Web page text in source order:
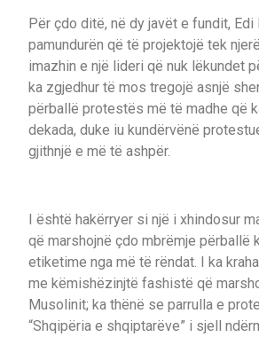
Për çdo ditë, në dy javët e fundit, Edi
pamundurën që të projektojë tek
imazhin e një lideri që nuk lëkundet
ka zgjedhur të mos tregojë asnjë
përballë protestës më të madhe që
dekada, duke iu kundërvënë
gjithnjë e më të ashpër.
I është hakërryer si një i xhindosur
që marshojnë çdo mbrëmje përballë
etiketime nga më të rëndat. I ka
me këmishëzinjtë fashistë që
Musolinit; ka thënë se parrulla e
“Shqipëria e shqiptarëve” i sjell